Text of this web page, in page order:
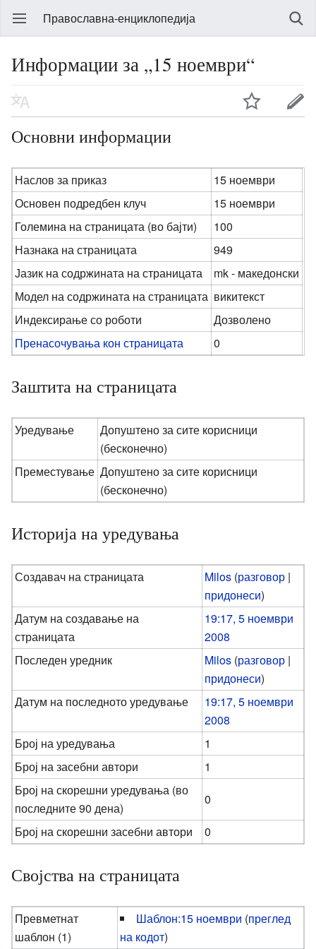
Православна-енциклопедија
Информации за „15 ноември“
Основни информации
Наслов за приказ
15 ноември
Основен подредбен клуч
15 ноември
Големина на страницата (во бајти)
100
Назнака на страницата
949
Јазик на содржината на страницата
mk - македонски
Модел на содржината на страницата викитекст
Индексирање со роботи
Дозволено
Пренасочувања кон страницата
0
Заштита на страницата
Уредување
Допуштено за сите корисници
(бесконечно)
Преместување Допуштено за сите корисници
(бесконечно)
Историја на уредувања
Создавач на страницата Milos (разговор |
придонеси)
Датум на создавање на
страницата
19:17, 5 ноември
2008
Последен уредник
Milos (разговор |
придонеси)
Датум на последното уредување
19:17, 5 ноември
2008
Број на уредувања
1
Број на засебни автори
1
Број на скорешни уредувања (во
последните 90 дена)
0
Број на скорешни засебни автори
0
Својства на страницата
Превметнат
шаблон (1)
Шаблон:15 ноември (преглед
на кодот)